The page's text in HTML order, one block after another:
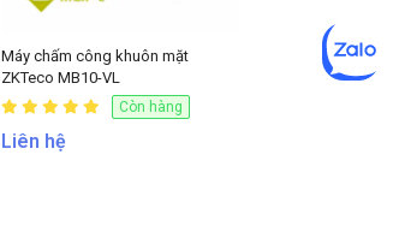
Máy chấm công khuôn mặt
ZKTeco MB10-VL
Còn hàng
Liên hệ